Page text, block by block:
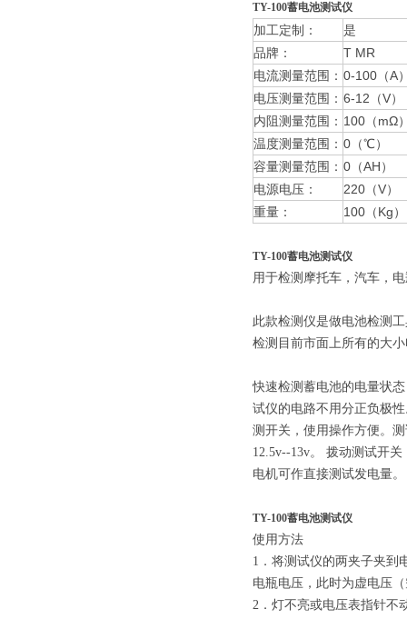
TY-100蓄电池测试仪
加工定制：
是
品牌：
T MR
电流测量范围： 0-100（A
电压测量范围： 6-12（V）
内阻测量范围： 100（mΩ
温度测量范围： 0（℃）
容量测量范围： 0（AH）
电源电压：
220（V）
重量：
100（Kg）
TY-100蓄电池测试仪
用于检测摩托车，汽车，
此款检测仪是做电池检测
检测目前市面上所有的大
快速检测蓄电池的电量状
试仪的电路不用分正负极
测开关，使用操作方便。
12.5v--13v。 拨动测试开
电机可作直接测试发电量。
TY-100蓄电池测试仪
使用方法
1．将测试仪的两夹子夹到
电瓶电压，此时为虚电压
2．灯不亮或电压表指针不